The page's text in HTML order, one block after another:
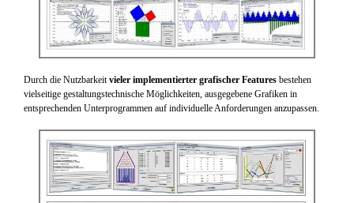
Durch die Nutzbarkeit vieler implementierter grafischer Features bestehen
vielseitige gestaltungstechnische Möglichkeiten, ausgegebene Grafiken in
entsprechenden Unterprogrammen auf individuelle Anforderungen anzupassen.